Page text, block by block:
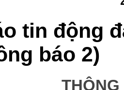
tin động
báo 2)